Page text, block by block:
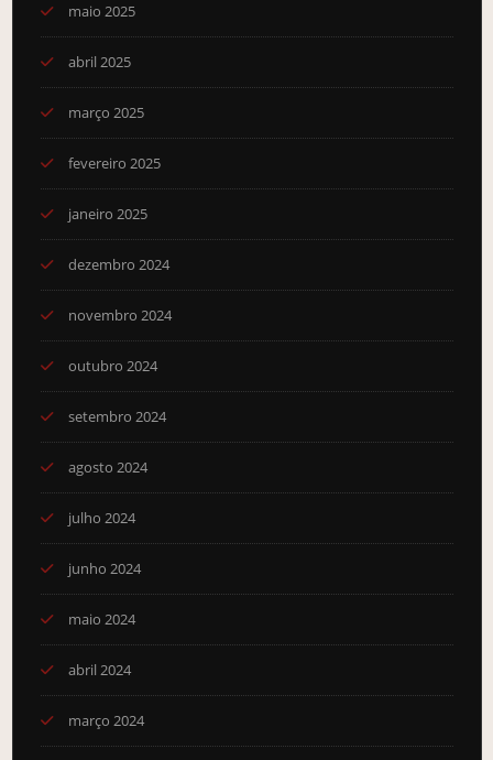
maio 2025
abril 2025
março 2025
fevereiro 2025
janeiro 2025
dezembro 2024
novembro 2024
outubro 2024
setembro 2024
agosto 2024
julho 2024
junho 2024
maio 2024
abril 2024
março 2024